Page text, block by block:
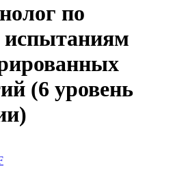
по
испытаниям
(6 уровень